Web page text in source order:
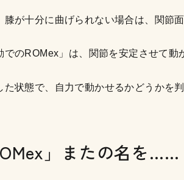
が十分に曲げられない場合は、関節
のROMex」は、関節を安定させて動
状態で、自力で動かせるかどうかを判
」またの名を……